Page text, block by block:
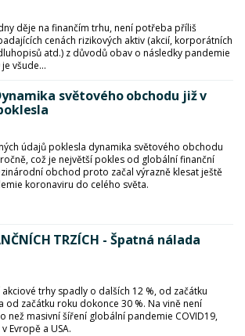
děje na finančím trhu, není potřeba příliš
cenách rizikových aktiv (akcií, korporátních
atd.) z důvodů obav o následky pandemie
všude...
světového obchodu již v
údajů poklesla dynamika světového obchodu
což je největší pokles od globální finanční
obchod proto začal výrazně klesat ještě
koronaviru do celého světa.
TRZÍCH - Špatná nálada
trhy spadly o dalších 12 %, od začátku
od začátku roku dokonce 30 %. Na vině není
než masivní šíření globální pandemie COVID19,
Evropě a USA.